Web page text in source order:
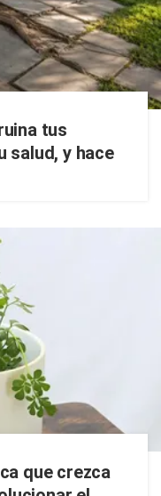
tus
salud, y hace
que crezca